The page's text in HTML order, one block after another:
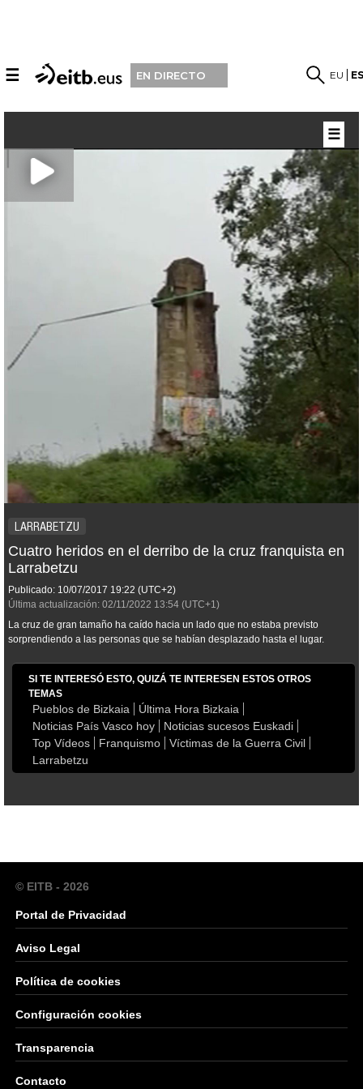
☰ EN DIRECTO EU
LARRABETZU
Cuatro heridos en el derribo de la cruz franquista en
Larrabetzu
Publicado: 10/07/2017 19:22 (UTC+2)
Última actualización: 02/11/2022 13:54 (UTC+1)
La cruz de gran tamaño ha caído hacia un lado que no estaba previsto
sorprendiendo a las personas que se habían desplazado hasta el lugar.
SI TE INTERESÓ ESTO, QUIZÁ TE INTERESEN ESTOS OTROS
TEMAS
Pueblos de Bizkaia
Última Hora Bizkaia
Noticias País Vasco hoy
Noticias sucesos Euskadi
Top Vídeos
Franquismo
Víctimas de la Guerra Civil
Larrabetzu
☰
© EITB - 2026
Portal de Privacidad
Aviso Legal
Política de cookies
Configuración cookies
Transparencia
Contacto